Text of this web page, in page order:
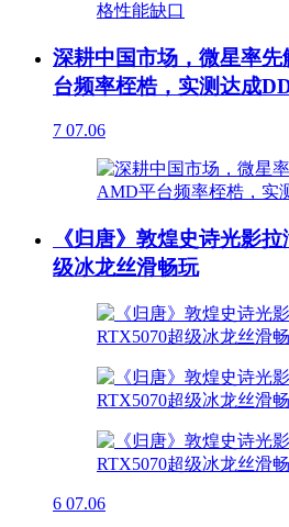
深耕中国市场，微星率
台频率桎梏，实测达成
7 07.06
《归唐》敦煌史诗光影
级冰龙丝滑畅玩
6 07.06